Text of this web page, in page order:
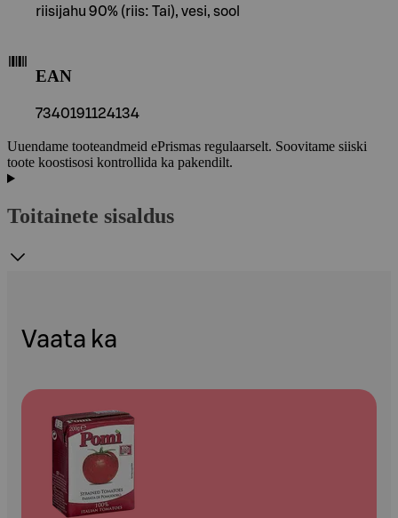
riisijahu 90% (riis: Tai), vesi, sool
EAN
7340191124134
Uuendame tooteandmeid ePrismas regulaarselt. Soovitame siiski
toote koostisosi kontrollida ka pakendilt.
Toitainete sisaldus
Vaata ka